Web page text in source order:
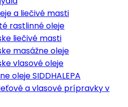
a liečivé masti
rastlinné oleje
liečivé masti
masážne oleje
vlasové oleje
oleje SIDDHALEPA
a vlasové prípravky v